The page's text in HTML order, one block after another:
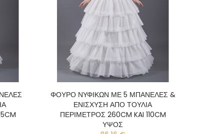
ΦΟΥΡΟ ΝΥΦΙΚΩΝ ΜΕ 5 ΜΠΑΝΕΛΕΣ &
ΕΝΙΣΧΥΣΗ ΑΠΟ ΤΟΥΛΙΑ
ΠΕΡΙΜΕΤΡΟΣ 260CM KAI 110CM
ΥΨΟΣ